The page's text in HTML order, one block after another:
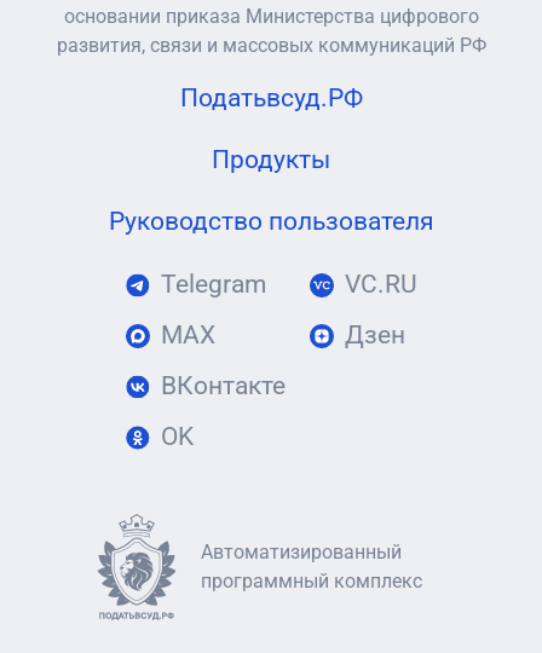
основании приказа Министерства цифрового
развития, связи и массовых коммуникаций РФ
Податьвсуд.РФ
Продукты
Руководство пользователя
Telegram
MAX
ВКонтакте
OK
VC.RU
Дзен
Автоматизированный
программный комплекс